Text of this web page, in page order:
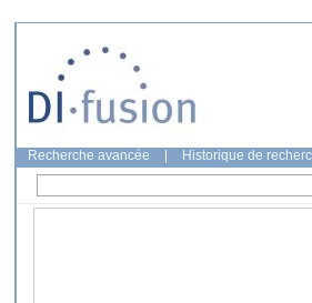
Recherche avancée Historique de